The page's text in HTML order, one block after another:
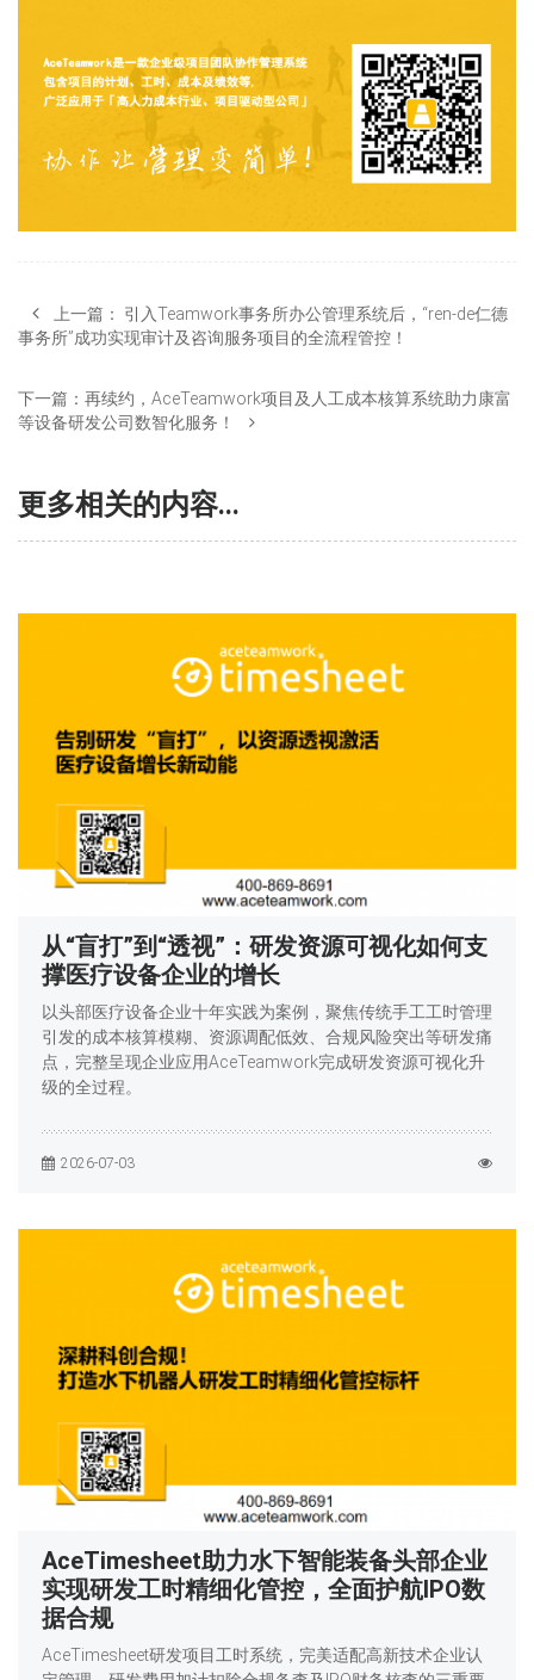
上一篇： 引入Teamwork事务所办公管理系统后，“ren-de仁德
事务所”成功实现审计及咨询服务项目的全流程管控！
下一篇： 再续约，AceTeamwork项目及人工成本核算系统助力康富
等设备研发公司数智化服务！
更多相关的内容...
从“盲打”到“透视”：研发资源可视化如何支
撑医疗设备企业的增长
以头部医疗设备企业十年实践为案例，聚焦传统手工工时管理
引发的成本核算模糊、资源调配低效、合规风险突出等研发痛
点，完整呈现企业应用AceTeamwork完成研发资源可视化升
级的全过程。
2026-07-03
AceTimesheet助力水下智能装备头部企业
实现研发工时精细化管控，全面护航IPO数
据合规
AceTimesheet研发项目工时系统，完美适配高新技术企业认